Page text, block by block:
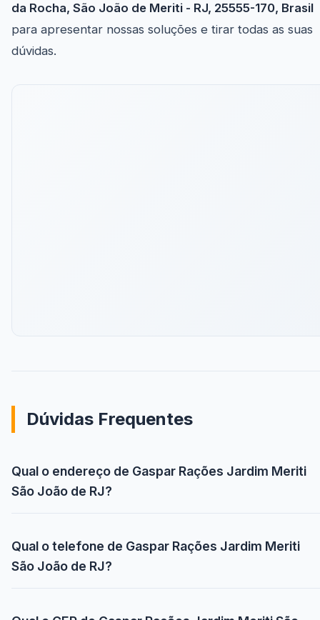
da Rocha, São João de Meriti - RJ, 25555-170, Brasil
para apresentar nossas soluções e tirar todas as suas
dúvidas.
Dúvidas Frequentes
Qual o endereço de Gaspar Rações Jardim Meriti
São João de RJ?
Qual o telefone de Gaspar Rações Jardim Meriti
São João de RJ?